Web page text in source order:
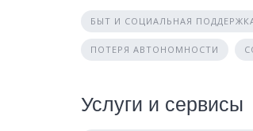
БЫТ И СОЦИАЛЬНАЯ
ПОТЕРЯ АВТОНОМНОСТИ
Услуги и сервисы